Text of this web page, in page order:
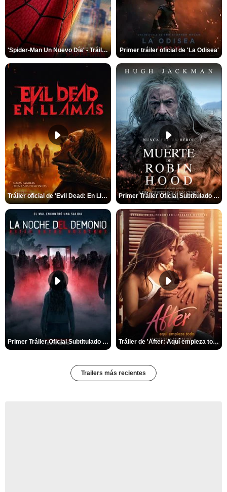
'Spider-Man Un Nuevo Día' - Tráiler oficial subtitulado Primer tráiler oficial de 'La Odisea'
Tráiler oficial de 'Evil Dead: En Llamas' Primer Tráiler Oficial Subtitulado de 'La Muerte de Robin Hood'
Primer Tráiler Oficial Subtitulado de 'La Noche Del Demonio: Están Entre Nosotros' Tráiler de 'After: Aquí empieza todo'
Trailers más recientes